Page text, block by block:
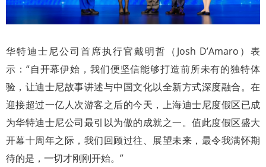
华特迪士尼公司首席执行官戴明哲（Josh D’Amaro）表
示：“自开幕伊始，我们便坚信能够打造前所未有的独特体
验，让迪士尼故事讲述与中国文化以全新方式深度融合。在
迎接超过一亿人次游客之后的今天，上海迪士尼度假区已成
为华特迪士尼公司最引以为傲的成就之一。值此度假区盛大
开幕十周年之际，我们回顾过往、展望未来，最令我满怀期
待的是，一切才刚刚开始。”